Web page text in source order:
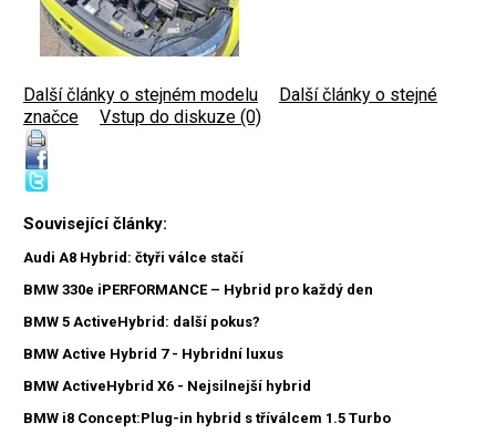
Další články o stejném modelu
Další články o stejné
značce
Vstup do diskuze (0)
Související články:
Audi A8 Hybrid: čtyři válce stačí
BMW 330e iPERFORMANCE – Hybrid pro každý den
BMW 5 ActiveHybrid: další pokus?
BMW Active Hybrid 7 - Hybridní luxus
BMW ActiveHybrid X6 - Nejsilnejší hybrid
BMW i8 Concept:Plug-in hybrid s tříválcem 1.5 Turbo